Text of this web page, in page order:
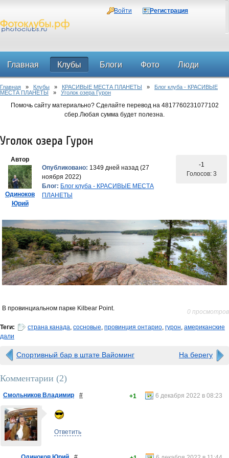
Войти Регистрация
Главная Клубы Блоги Фото Люди
Форум
Главная » Клубы » КРАСИВЫЕ МЕСТА ПЛАНЕТЫ » Блог клуба - КРАСИВЫЕ
МЕСТА ПЛАНЕТЫ » Уголок озера Гурон
Помочь сайту материально? Сделайте перевод на 4817760231077102
сбер.Любая сумма будет полезна.
Уголок озера Гурон
Автор
Одиноков
Юрий
Опубликовано: 1349 дней назад (27
ноября 2022)
Блог: Блог клуба - КРАСИВЫЕ МЕСТА
ПЛАНЕТЫ
-1
Голосов: 3
В провинциальном парке Kilbear Point. 0 просмотров
Теги: страна канада, сосновые, провинция онтарио, гурон, американские
дали
Спортивный бар в штате Вайоминг На берегу
Комментарии (2)
Смольников Владимир # 6 декабря 2022 в 08:23
+1
Ответить